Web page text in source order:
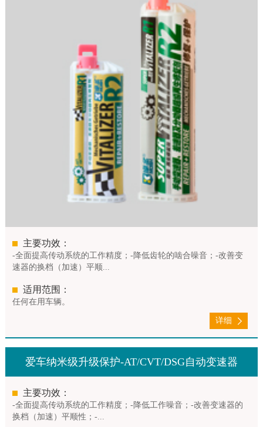
主要功效：
-全面提高传动系统的工作精度；-降低齿轮的啮合噪音；-改善变
速器的换档（加速）平顺...
适用范围：
任何在用车辆。
详细
爱车纳米级升级保护-AT/CVT/DSG自动变速器
主要功效：
-全面提高传动系统的工作精度；-降低工作噪音；-改善变速器的
换档（加速）平顺性；-...